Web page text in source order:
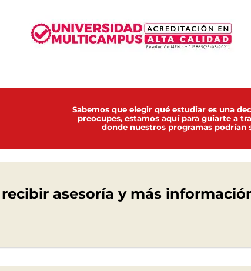
Sabemos que elegir qué estudiar es una
preocupes, estamos aquí para guiarte a
donde nuestros programas podrían
asesoría y más